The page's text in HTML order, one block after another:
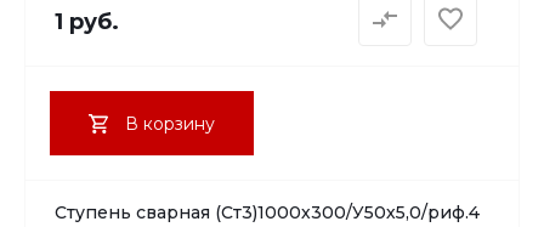
1 руб.
В корзину
Ступень сварная (Ст3)1000х300/У50х5,0/риф.4